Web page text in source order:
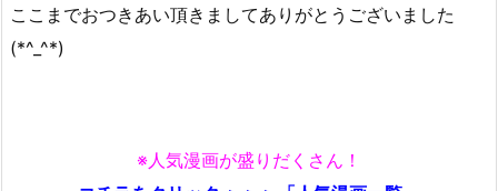
ここまでおつきあい頂きましてありがとうございました
(*^_^*)
※人気漫画が盛りだくさん！